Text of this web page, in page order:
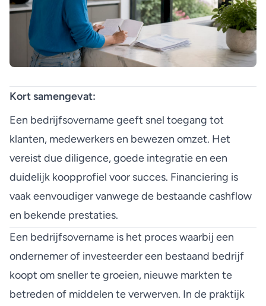
Kort samengevat:
Een bedrijfsovername geeft snel toegang tot
klanten, medewerkers en bewezen omzet. Het
vereist due diligence, goede integratie en een
duidelijk koopprofiel voor succes. Financiering is
vaak eenvoudiger vanwege de bestaande cashflow
en bekende prestaties.
Een bedrijfsovername is het proces waarbij een
ondernemer of investeerder een bestaand bedrijf
koopt om sneller te groeien, nieuwe markten te
betreden of middelen te verwerven. In de praktijk